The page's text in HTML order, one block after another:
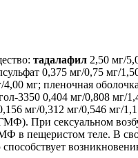
тадалафил 2,50 мг/
0,375 мг/0,75 мг/
мг; пленочная
3350 0,404 мг/0,808 мг/
мг/0,312 мг/0,546 мг/
При сексуальном
в пещеристом теле. В